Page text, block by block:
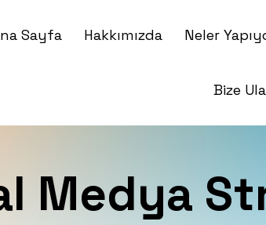
Sayfa Hakkımızda Neler
Bize
Medya